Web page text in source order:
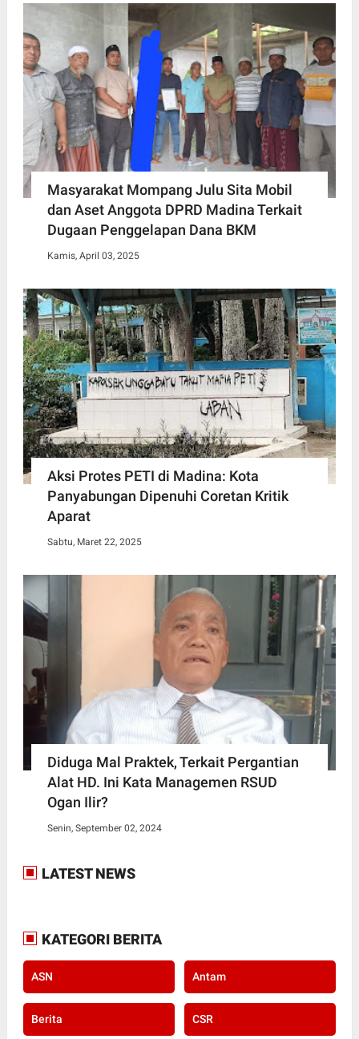
Masyarakat Mompang Julu Sita Mobil
dan Aset Anggota DPRD Madina Terkait
Dugaan Penggelapan Dana BKM
Kamis, April 03, 2025
Aksi Protes PETI di Madina: Kota
Panyabungan Dipenuhi Coretan Kritik
Aparat
Sabtu, Maret 22, 2025
Diduga Mal Praktek, Terkait Pergantian
Alat HD. Ini Kata Managemen RSUD
Ogan Ilir?
Senin, September 02, 2024
LATEST NEWS
KATEGORI BERITA
ASN Antam
Berita CSR